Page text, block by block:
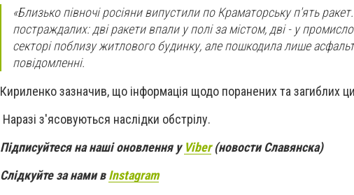
«Близько півночі росіяни випустили по Краматорську п'ять
постраждалих: дві ракети впали у полі за містом, дві - у
секторі поблизу житлового будинку, але пошкодила лише
повідомленні.
Кириленко зазначив, що інформація щодо поранених та загиблих
Наразі з'ясовуються наслідки обстрілу.
Підписуйтеся на наші оновлення у Viber(новости Славянска)
Слідкуйте за нами вInstagram